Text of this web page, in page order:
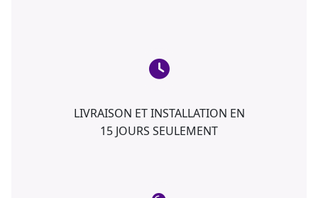
LIVRAISON ET INSTALLATION EN
15 JOURS SEULEMENT